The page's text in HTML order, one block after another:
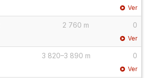
Ver
2 760 m 0
Ver
3 820–3 890 m 0
Ver